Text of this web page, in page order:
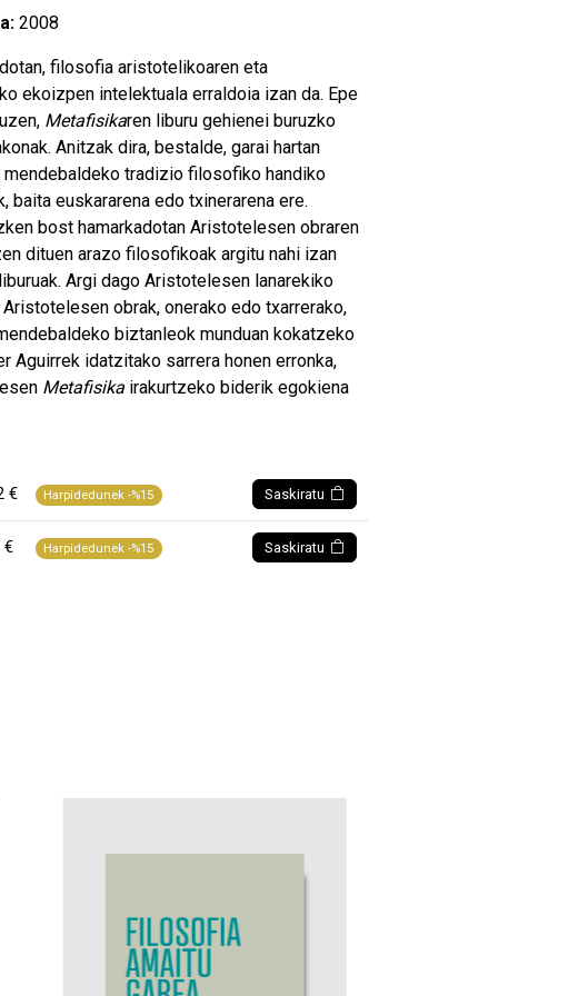
2008
filosofia aristotelikoaren eta
ekoizpen intelektuala erraldoia izan da. Epe
Metafisikaren liburu gehienei buruzko
Anitzak dira, bestalde, garai hartan
tradizio filosofiko handiko
baita euskararena edo txinerarena ere.
bost hamarkadotan Aristotelesen obraren
dituen arazo filosofikoak argitu nahi izan
Argi dago Aristotelesen lanarekiko
Aristotelesen obrak, onerako edo txarrerako,
biztanleok munduan kokatzeko
Aguirrek idatzitako sarrera honen erronka,
Metafisika irakurtzeko biderik egokiena
€ Harpidedunek -%15 Saskiratu
€ Harpidedunek -%15 Saskiratu